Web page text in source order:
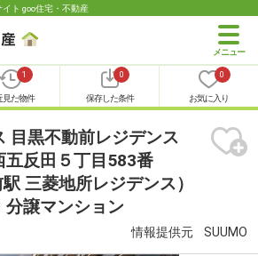
ト goo住宅・不動産
1
見た物件
0
保存した条件
0
お気に入り
目黒不動前レジデンス
五反田５丁目583番
三菱地所レジデンス）
譲マンション
情報提供元 SUUMO